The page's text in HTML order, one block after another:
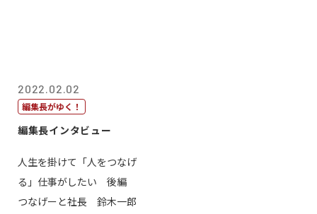
2022.02.02
編集長がゆく！
編集長インタビュー
人生を掛けて「人をつなげ
る」仕事がしたい 後編
つなげーと社長 鈴木一郎